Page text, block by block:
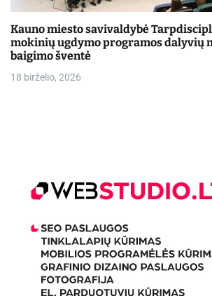
Kauno miesto savivaldybė
mokinių ugdymo programos dalyvių
baigimo šventė
18 birželio, 2026